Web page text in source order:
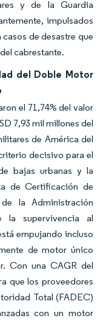
y de la Guardia
impulsados
de desastre que
cabrestante.
del Doble Motor
el 71,74% del valor
7,93 mil millones del
de América del
decisivo para el
bajas urbanas y la
de Certificación de
la Administración
la supervivencia al
empujando incluso
de motor único
Con una CAGR del
que los proveedores
Total (FADEC)
con un motor